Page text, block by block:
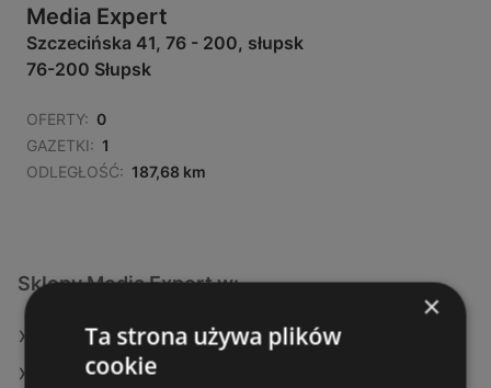
Media Expert
Szczecińska 41, 76 - 200, słupsk
76-200 Słupsk
OFERTY: 0
GAZETKI: 1
ODLEGŁOŚĆ: 187,68 km
Sklepy Media Expert w:
Media Expert w Wołów
Media Expert w Witnica
×
Ta strona używa plików
cookie